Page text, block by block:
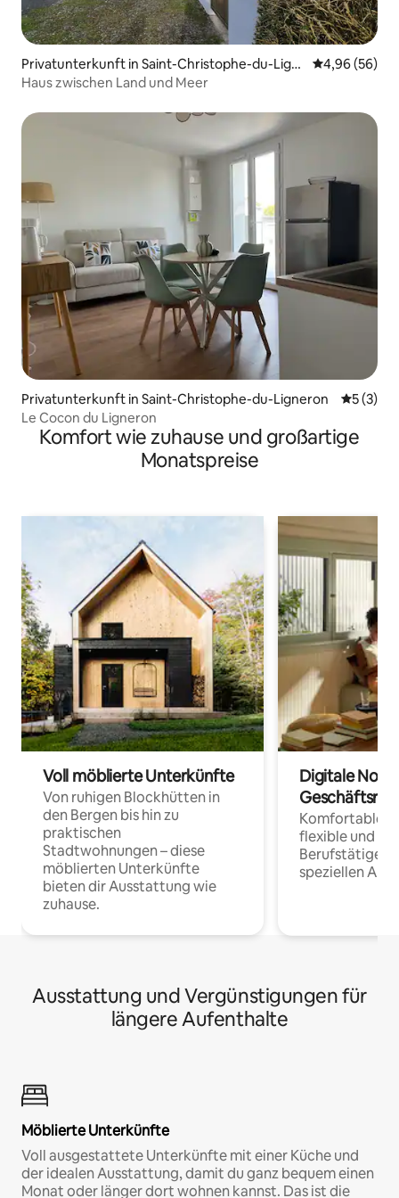
Privatunterkunft in Saint-Christophe-du-Lign
eron
4,96 (56)
Haus zwischen Land und Meer
Privatunterkunft in Saint-Christophe-du-Ligneron
5 (3)
Le Cocon du Ligneron
Komfort wie zuhause und großartige
Monatspreise
Voll möblierte Unterkünfte
Von ruhigen Blockhütten in
den Bergen bis hin zu
praktischen
Stadtwohnungen – diese
möblierten Unterkünfte
bieten dir Ausstattung wie
zuhause.
Digitale
Komfortable
flexible und
Berufstätige
speziellen
Ausstattung und Vergünstigungen für
längere Aufenthalte
Möblierte Unterkünfte
Voll ausgestattete Unterkünfte mit einer Küche und
der idealen Ausstattung, damit du ganz bequem einen
Monat oder länger dort wohnen kannst. Das ist die